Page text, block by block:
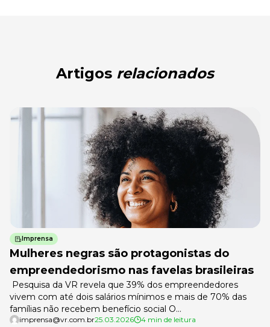
Artigos relacionados
Imprensa
Mulheres negras são protagonistas do
empreendedorismo nas favelas brasileiras
Pesquisa da VR revela que 39% dos empreendedores
vivem com até dois salários mínimos e mais de 70% das
famílias não recebem benefício social O
empreendedorismo nas favelas brasileiras tem rosto,
imprensa@vr.com.br25.03.2026 4 min de leitura